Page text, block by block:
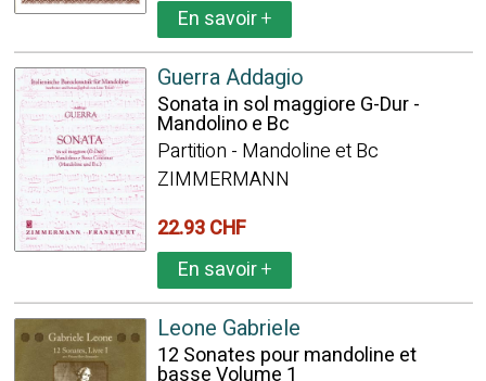
En savoir+
Guerra Addagio
Sonata in sol maggiore G-Dur -
Mandolino e Bc
Partition - Mandoline et Bc
ZIMMERMANN
22.93 CHF
En savoir+
Leone Gabriele
12 Sonates pour mandoline et
basse Volume 1